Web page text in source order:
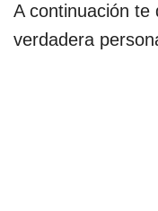
A continuación te
verdadera